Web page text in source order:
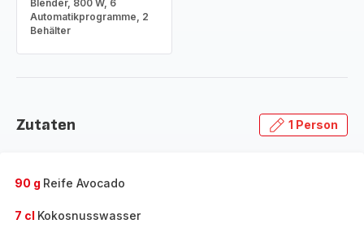
Blender, 800 W, 6
Automatikprogramme, 2
Behälter
Zutaten 1 Person
90 g Reife Avocado
7 cl Kokosnusswasser